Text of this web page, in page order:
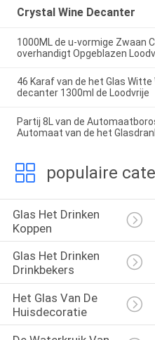
Crystal Wine Decanter
1000ML de u-vormige Zwaan
overhandigt Opgeblazen
46 Karaf van de het Glas
decanter 1300ml de Loodvrije
Partij 8L van de
Automaat van de het
populaire
Glas Het Drinken
Koppen
Glas Het Drinken
Drinkbekers
Het Glas Van De
Huisdecoratie